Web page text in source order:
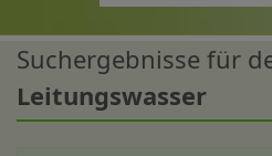
Suchergebnisse für
Leitungswasser